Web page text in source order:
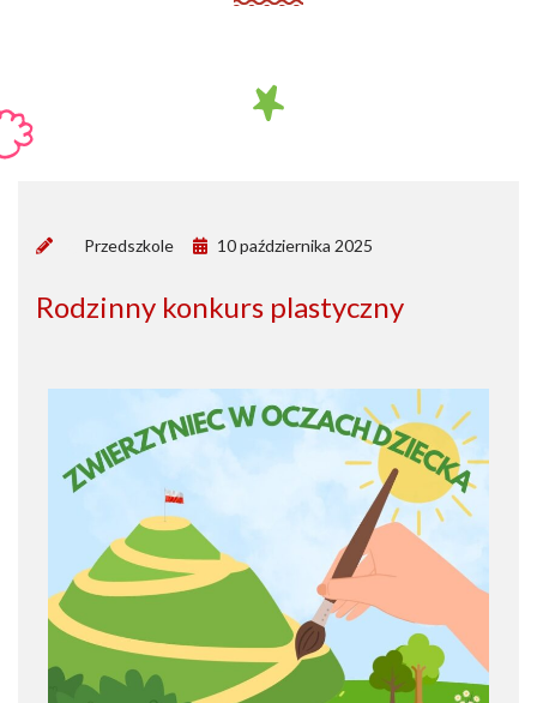
Przedszkole 10 października 2025
Rodzinny konkurs plastyczny